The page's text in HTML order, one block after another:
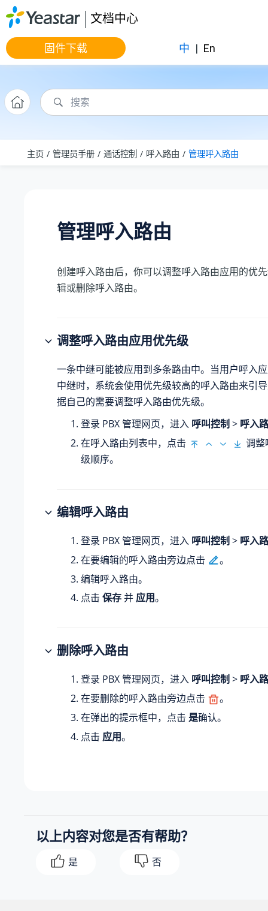
跳转到主要内容
文档中心
固件下载 中 | En
主页 管理员手册 通话控制 呼入路由 管理呼入路由
管理呼入路由
创建呼入路由后，你可以调整呼入路由应用的优
辑或删除呼入路由。
调整呼入路由应用优先级
一条中继可能被应用到多条路由中。当用户呼入
中继时，系统会使用优先级较高的呼入路由来引
据自己的需要调整呼入路由优先级。
登录 PBX 管理网页，进入 呼叫控制 > 呼入
在呼入路由列表中，点击
调整
级顺序。
编辑呼入路由
登录 PBX 管理网页，进入 呼叫控制 > 呼入
在要编辑的呼入路由旁边点击
。
编辑呼入路由。
点击 保存并 应用。
删除呼入路由
登录 PBX 管理网页，进入 呼叫控制 > 呼入
在要删除的呼入路由旁边点击
。
在弹出的提示框中，点击 是确认。
点击 应用。
以上内容对您是否有帮助？
是 否